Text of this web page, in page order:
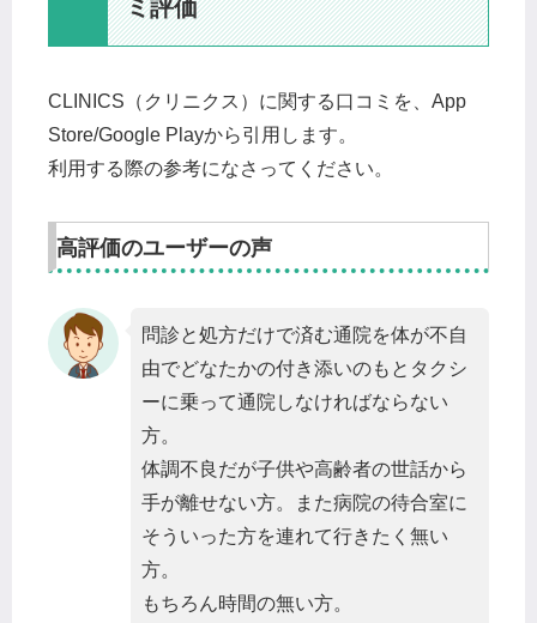
ミ評価
CLINICS（クリニクス）に関する口コミを、App
Store/Google Playから引用します。
利用する際の参考になさってください。
高評価のユーザーの声
問診と処方だけで済む通院を体が不自
由でどなたかの付き添いのもとタクシ
ーに乗って通院しなければならない
方。
体調不良だが子供や高齢者の世話から
手が離せない方。また病院の待合室に
そういった方を連れて行きたく無い
方。
もちろん時間の無い方。